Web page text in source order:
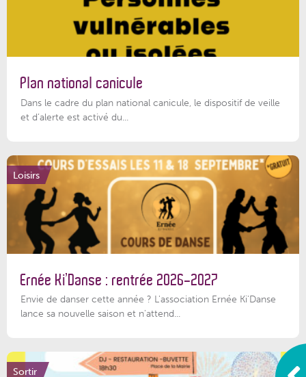
Plan national canicule
Dans le cadre du plan national canicule, le dispositif de veille
et d’alerte est activé du...
Loisirs
Ernée Ki’Danse : rentrée 2026-2027
Envie de danser cette année ? L'association Ernée Ki'Danse
lance sa nouvelle saison et n'attend...
Sortir